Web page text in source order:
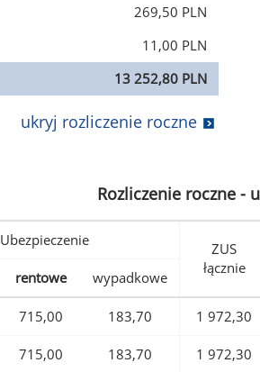
269,50 PLN
11,00 PLN
13 252,80 PLN
ukryj rozliczenie roczne
Rozliczenie roczne -
Ubezpieczenie
ZUS
łącznie
rentowe wypadkowe
715,00 183,70 1 972,30
715,00 183,70 1 972,30